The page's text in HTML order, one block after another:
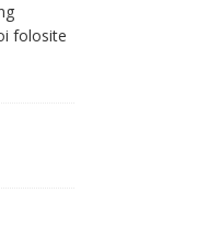
folosite